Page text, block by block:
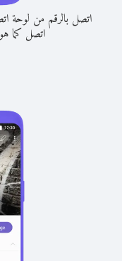
اتصل بالرقم من لوحة
اتصل كما